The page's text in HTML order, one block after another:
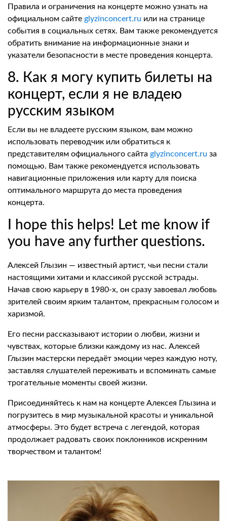
Правила и ограничения на концерте можно узнать на
официальном сайте glyzinconcert.ru или на странице
события в социальных сетях. Вам также рекомендуется
обратить внимание на информационные знаки и
указатели безопасности в месте проведения концерта.
8. Как я могу купить билеты на
концерт, если я не владею
русским языком
Если вы не владеете русским языком, вам можно
использовать переводчик или обратиться к
представителям официального сайта glyzinconcert.ru за
помощью. Вам также рекомендуется использовать
навигационные приложения или карту для поиска
оптимального маршрута до места проведения
концерта.
I hope this helps! Let me know if
you have any further questions.
Алексей Глызин — известный артист, чьи песни стали
настоящими хитами и классикой русской эстрады.
Начав свою карьеру в 1980-х, он сразу завоевал любовь
зрителей своим ярким талантом, прекрасным голосом и
харизмой.
Его песни рассказывают истории о любви, жизни и
чувствах, которые близки каждому из нас. Алексей
Глызин мастерски передаёт эмоции через каждую ноту,
заставляя слушателей переживать и вспоминать самые
трогательные моменты своей жизни.
Присоединяйтесь к нам на концерте Алексея Глызина и
погрузитесь в мир музыкальной красоты и уникальной
атмосферы. Это будет встреча с легендой, которая
продолжает радовать своих поклонников искренним
творчеством и талантом!